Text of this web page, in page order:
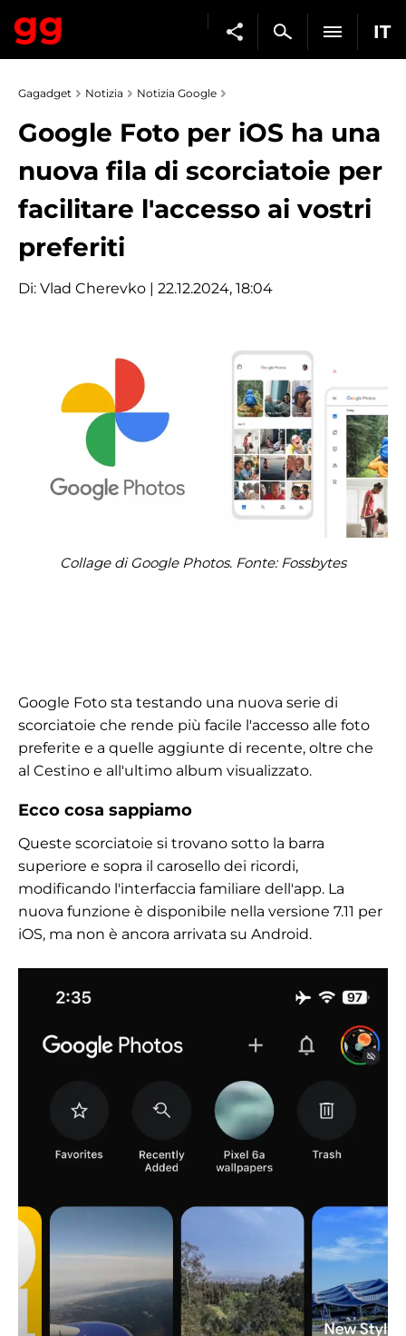
IT
Gagadget Notizia Notizia Google
Google Foto per iOS ha una
nuova fila di scorciatoie per
facilitare l'accesso ai vostri
preferiti
Di: Vlad Cherevko | 22.12.2024, 18:04
Collage di Google Photos. Fonte: Fossbytes
Google Foto sta testando una nuova serie di
scorciatoie che rende più facile l'accesso alle foto
preferite e a quelle aggiunte di recente, oltre che
al Cestino e all'ultimo album visualizzato.
Ecco cosa sappiamo
Queste scorciatoie si trovano sotto la barra
superiore e sopra il carosello dei ricordi,
modificando l'interfaccia familiare dell'app. La
nuova funzione è disponibile nella versione 7.11 per
iOS, ma non è ancora arrivata su Android.